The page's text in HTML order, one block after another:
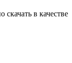
в качестве